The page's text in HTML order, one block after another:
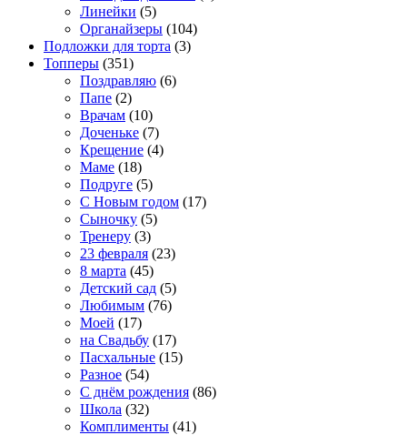
Линейки (5)
Органайзеры (104)
Подложки для торта (3)
Топперы (351)
Поздравляю (6)
Папе (2)
Врачам (10)
Доченьке (7)
Крещение (4)
Маме (18)
Подруге (5)
С Новым годом (17)
Сыночку (5)
Тренеру (3)
23 февраля (23)
8 марта (45)
Детский сад (5)
Любимым (76)
Моей (17)
на Свадьбу (17)
Пасхальные (15)
Разное (54)
С днём рождения (86)
Школа (32)
Комплименты (41)